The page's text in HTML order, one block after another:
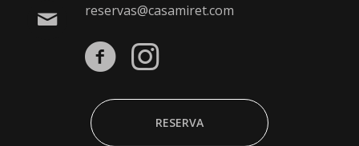
reservas@casamiret.com
RESERVA